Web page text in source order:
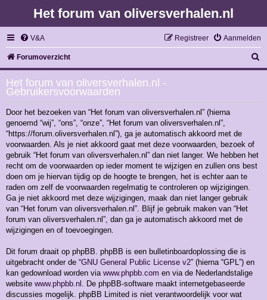
Het forum van oliversverhalen.nl
V&A Aanmelden
Registreer
Forumoverzicht
o
k
Het forum van oliversverhalen.nl -
Gebruikersvoorwaarden
Door het bezoeken van “Het forum van oliversverhalen.nl” (hierna
genoemd “wij”, “ons”, “onze”, “Het forum van oliversverhalen.nl”,
“https://forum.oliversverhalen.nl”), ga je automatisch akkoord met de
voorwaarden. Als je niet akkoord gaat met deze voorwaarden, bezoek of
gebruik “Het forum van oliversverhalen.nl” dan niet langer. We hebben het
recht om de voorwaarden op ieder moment te wijzigen en zullen ons best
doen om je hiervan tijdig op de hoogte te brengen, het is echter aan te
raden om zelf de voorwaarden regelmatig te controleren op wijzigingen.
Ga je niet akkoord met deze wijzigingen, maak dan niet langer gebruik
van “Het forum van oliversverhalen.nl”. Blijf je gebruik maken van “Het
forum van oliversverhalen.nl”, dan ga je automatisch akkoord met de
wijzigingen en of toevoegingen.
Dit forum draait op phpBB. phpBB is een bulletinboardoplossing die is
uitgebracht onder de “GNU General Public License v2” (hierna “GPL”) en
kan gedownload worden via www.phpbb.com en via de Nederlandstalige
website www.phpbb.nl . De phpBB-software maakt internetgebaseerde
discussies mogelijk. phpBB Limited is niet verantwoordelijk voor wat